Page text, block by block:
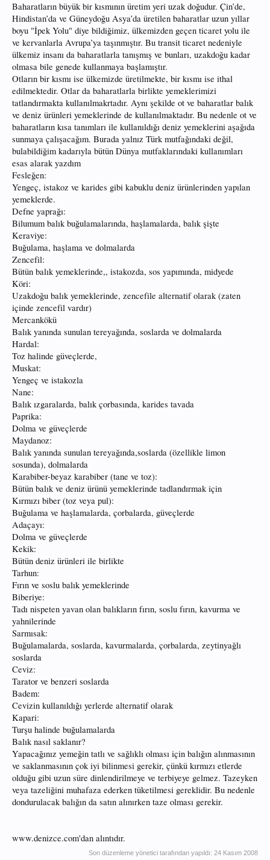
Baharatların büyük bir kısmının üretim yeri uzak doğudur. Çin’de,
Hindistan’da ve Güneydoğu Asya’da üretilen baharatlar uzun yıllar
boyu "İpek Yolu" diye bildiğimiz, ülkemizden geçen ticaret yolu ile
ve kervanlarla Avrupa’ya taşınmıştır. Bu transit ticaret nedeniyle
ülkemiz insanı da baharatlarla tanışmış ve bunları, uzakdoğu kadar
olmasa bile genede kullanmaya başlamıştır.
Otların bir kısmı ise ülkemizde üretilmekte, bir kısmı ise ithal
edilmektedir. Otlar da baharatlarla birlikte yemeklerimizi
tatlandırmakta kullanılmakrtadır. Aynı şekilde ot ve baharatlar balık
ve deniz ürünleri yemeklerinde de kullanılmaktadır. Bu nedenle ot ve
baharatların kısa tanımları ile kullanıldığı deniz yemeklerini aşağıda
sunmaya çalışacağım. Burada yalnız Türk mutfağındaki değil,
bulabildiğim kadarıyla bütün Dünya mutfaklarındaki kullanımları
esas alarak yazdım
Fesleğen:
Yengeç, istakoz ve karides gibi kabuklu deniz ürünlerinden yapılan
yemeklerde.
Defne yaprağı:
Bilumum balık buğulamalarında, haşlamalarda, balık şişte
Keraviye:
Buğulama, haşlama ve dolmalarda
Zencefil:
Bütün balık yemeklerinde,, istakozda, sos yapımında, midyede
Köri:
Uzakdoğu balık yemeklerinde, zencefile alternatif olarak (zaten
içinde zencefil vardır)
Mercankökü
Balık yanında sunulan tereyağında, soslarda ve dolmalarda
Hardal:
Toz halinde güveçlerde,
Muskat:
Yengeç ve istakozla
Nane:
Balık ızgaralarda, balık çorbasında, karides tavada
Paprika:
Dolma ve güveçlerde
Maydanoz:
Balık yanında sunulan tereyağında,soslarda (özellikle limon
sosunda), dolmalarda
Karabiber-beyaz karabiber (tane ve toz):
Bütün balık ve deniz ürünü yemeklerinde tadlandırmak için
Kırmızı biber (toz veya pul):
Buğulama ve haşlamalarda, çorbalarda, güveçlerde
Adaçayı:
Dolma ve güveçlerde
Kekik:
Bütün deniz ürünleri ile birlikte
Tarhun:
Fırın ve soslu balık yemeklerinde
Biberiye:
Tadı nispeten yavan olan balıkların fırın, soslu fırın, kavurma ve
yahnilerinde
Sarmısak:
Buğulamalarda, soslarda, kavurmalarda, çorbalarda, zeytinyağlı
soslarda
Ceviz:
Tarator ve benzeri soslarda
Badem:
Cevizin kullanıldığı yerlerde alternatif olarak
Kapari:
Turşu halinde buğulamalarda
Balık nasıl saklanır?
Yapacağınız yemeğin tatlı ve sağlıklı olması için balığın alınmasının
ve saklanmasının çok iyi bilinmesi gerekir, çünkü kırmızı etlerde
olduğu gibi uzun süre dinlendirilmeye ve terbiyeye gelmez. Tazeyken
veya tazeliğini muhafaza ederken tüketilmesi gereklidir. Bu nedenle
dondurulacak balığın da satın alınırken taze olması gerekir.
www.denizce.com'dan alıntıdır.
Son düzenleme yönetici tarafından yapıldı: 24 Kasım 2008